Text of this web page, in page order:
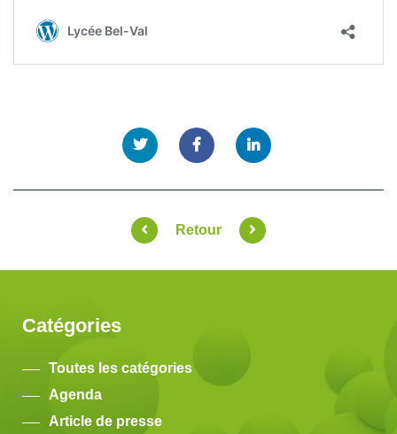
Retour
Catégories
Toutes les catégories
Agenda
Article de presse